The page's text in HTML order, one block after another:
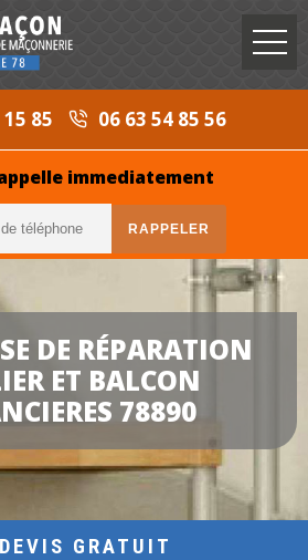
85 06 63 54 85 56
immediatement
DE RÉPARATION
ET BALCON
78890
GRATUIT